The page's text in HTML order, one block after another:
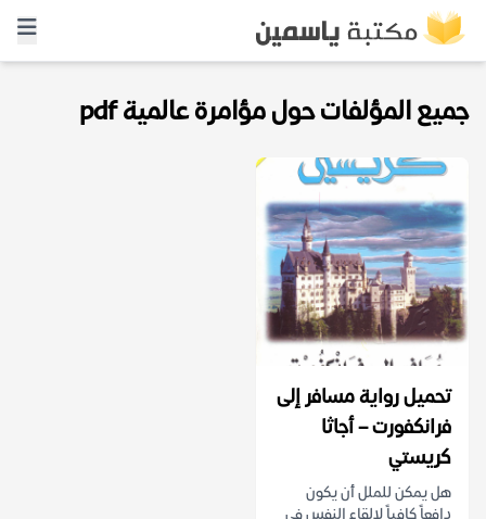
جميع المؤلفات حول مؤامرة عالمية pdf
تحميل رواية مسافر إلى
فرانكفورت – أجاثا
كريستي
هل يمكن للملل أن يكون
دافعاً كافياً لإلقاء النفس في